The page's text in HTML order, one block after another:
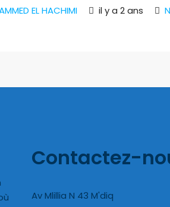
EL HACHIMI il y a 2 ans
Contactez-
Av Mlillia N 43 M'diq